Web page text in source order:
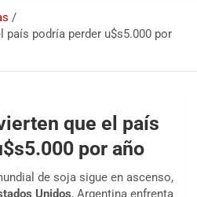
podría perder u$s5.000 por
que el país
por año
de soja sigue en ascenso,
Unidos, Argentina enfrenta